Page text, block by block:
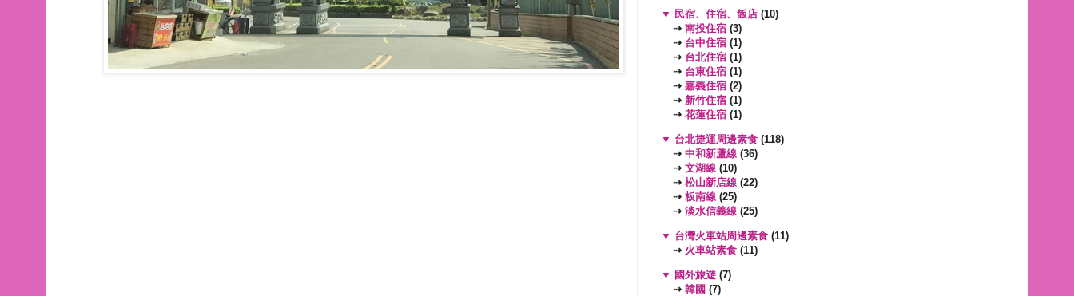
▼ 民宿、住宿、飯店 (10)
⇢ 南投住宿 (3)
⇢ 台中住宿 (1)
⇢ 台北住宿 (1)
⇢ 台東住宿 (1)
⇢ 嘉義住宿 (2)
⇢ 新竹住宿 (1)
⇢ 花蓮住宿 (1)
▼ 台北捷運周邊素食 (118)
⇢ 中和新蘆線 (36)
⇢ 文湖線 (10)
⇢ 松山新店線 (22)
⇢ 板南線 (25)
⇢ 淡水信義線 (25)
▼ 台灣火車站周邊素食 (11)
⇢ 火車站素食 (11)
▼ 國外旅遊 (7)
⇢ 韓國 (7)